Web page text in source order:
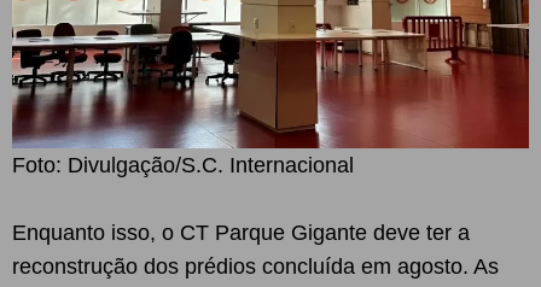
Foto: Divulgação/S.C. Internacional
Enquanto isso, o CT Parque Gigante deve ter a
reconstrução dos prédios concluída em agosto. As